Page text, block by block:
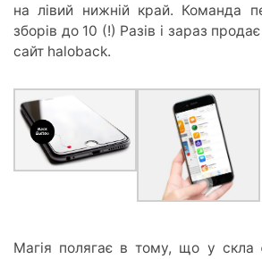
на лівий нижній край. Команда
зборів до 10 (!) Разів і зараз
сайт haloback.
Магія полягає в тому, що у скла